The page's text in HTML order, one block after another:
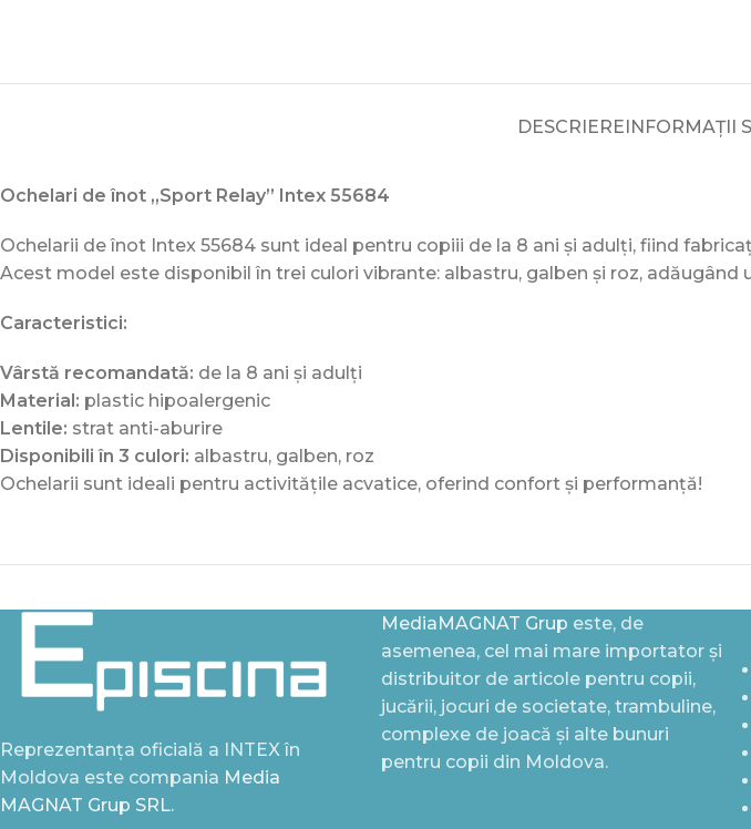
DESCRIEREINFORMAȚII
Ochelari de înot „Sport Relay” Intex 55684
Ochelarii de înot Intex 55684 sunt ideal pentru copiii de la 8 ani și adulți, fiind
Acest model este disponibil în trei culori vibrante: albastru, galben și roz, adăugând
Caracteristici:
Vârstă recomandată: de la 8 ani și adulți
Material: plastic hipoalergenic
Lentile: strat anti-aburire
Disponibili în 3 culori: albastru, galben, roz
Ochelarii sunt ideali pentru activitățile acvatice, oferind confort și performanță!
Reprezentanța oficială a INTEX în
Moldova este compania Media
MAGNAT Grup SRL.
MediaMAGNAT Grup este, de
asemenea, cel mai mare importator și
distribuitor de articole pentru copii,
jucării, jocuri de societate, trambuline,
complexe de joacă și alte bunuri
pentru copii din Moldova.